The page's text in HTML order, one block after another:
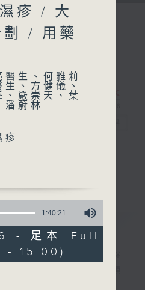
何雅莉醫生、侯鈞翔醫
虞逸峯、嚴崇天、葉韻
疹 / 大
劃 / 用藥
生、何雅莉
、方健儀、
、嚴崇天、葉
潘蔚林
疹
(皮膚及性
站]
查計劃
生(衞生署非
篩查科醫生)
1:40:21
- 足本 Full
- 15:00)